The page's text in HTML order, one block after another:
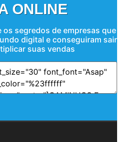
ONLINE
segredos de empresas que
digital e conseguiram sair
suas vendas